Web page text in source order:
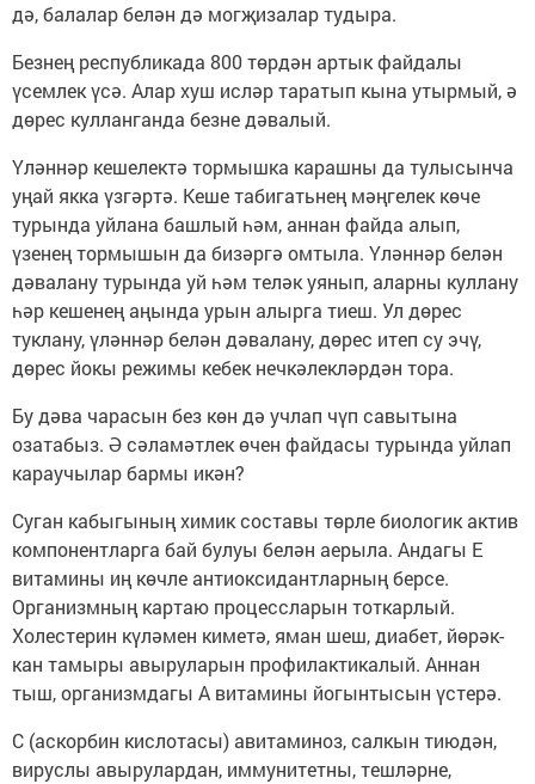
дә, балалар белән дә могҗизалар тудыра.
Безнең республикада 800 төрдән артык файдалы
үсемлек үсә. Алар хуш исләр таратып кына утырмый, ә
дөрес кулланганда безне дәвалый.
Үләннәр кешелектә тормышка карашны да тулысынча
уңай якка үзгәртә. Кеше табигатьнең мәңгелек көче
турында уйлана башлый һәм, аннан файда алып,
үзенең тормышын да бизәргә омтыла. Үләннәр белән
дәвалану турында уй һәм теләк уянып, аларны куллану
һәр кешенең аңында урын алырга тиеш. Ул дөрес
туклану, үләннәр белән дәвалану, дөрес итеп су эчү,
дөрес йокы режимы кебек нечкәлекләрдән тора.
Бу дәва чарасын без көн дә учлап чүп савытына
озатабыз. Ә сәламәтлек өчен файдасы турында уйлап
караучылар бармы икән?
Суган кабыгының химик составы төрле биологик актив
компонентларга бай булуы белән аерыла. Андагы Е
витамины иң көчле антиоксидантларның берсе.
Организмның картаю процессларын тоткарлый.
Холестерин күләмен киметә, яман шеш, диабет, йөрәк-
кан тамыры авыруларын профилактикалый. Аннан
тыш, организмдагы А витамины йогынтысын үстерә.
С (аскорбин кислотасы) авитаминоз, салкын тиюдән,
вируслы авырулардан, иммунитетны, тешләрне,